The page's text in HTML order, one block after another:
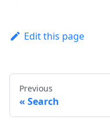
Edit this page
Previous
Search